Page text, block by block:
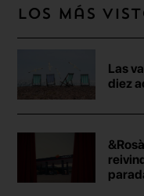
Los más
Las
diez